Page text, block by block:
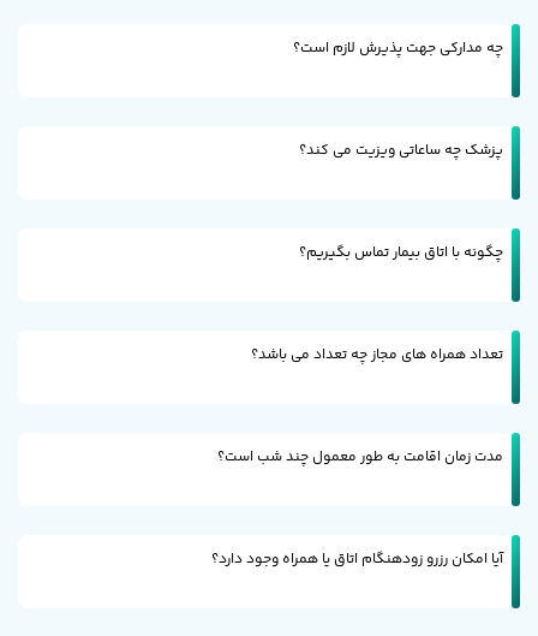
چه مدارکی جهت پذیرش لازم است؟
پزشک چه ساعاتی ویزیت می کند؟
چگونه با اتاق بیمار تماس بگیریم؟
تعداد همراه های مجاز چه تعداد می باشد؟
مدت زمان اقامت به طور معمول چند شب است؟
آیا امکان رزرو زودهنگام اتاق یا همراه وجود دارد؟